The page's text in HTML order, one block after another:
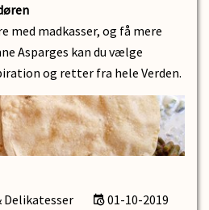
med madkasser, og få mere
Asparges kan du vælge
og retter fra hele Verden.
Delikatesser
01-10-2019